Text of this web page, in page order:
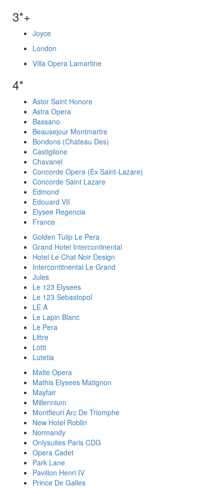
3*+
Joyce
London
Villa Opera Lamartine
4*
Astor Saint Honore
Astra Opera
Bassano
Beausejour Montmartre
Bondons (Chateau Des)
Castiglione
Chavanel
Concorde Opera (Ex Saint-Lazare)
Concorde Saint Lazare
Edmond
Edouard VII
Elysee Regencia
France
Golden Tulip Le Pera
Grand Hotel Intercontinental
Hotel Le Chat Noir Design
Intercontitnental Le Grand
Jules
Le 123 Elysees
Le 123 Sebastopol
LE A
Le Lapin Blanc
Le Pera
Littre
Lotti
Lutetia
Malte Opera
Mathis Elysees Matignon
Mayfair
Millennium
Montfleuri Arc De Triomphe
New Hotel Roblin
Normandy
Onlysuites Paris CDG
Opera Cadet
Park Lane
Pavillon Henri IV
Prince De Galles